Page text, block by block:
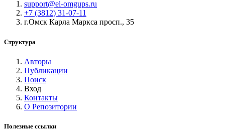
support@el-omgups.ru
+7 (3812) 31-07-11
г.Омск Карла Маркса просп., 35
Структура
Авторы
Публикации
Поиск
Вход
Контакты
О Репозитории
Полезные ссылки